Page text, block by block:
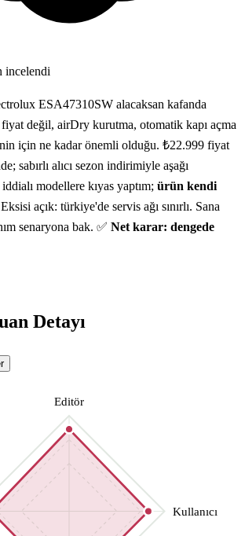
incelendi
ESA47310SW alacaksan kafanda
fiyat değil, airDry kurutma, otomatik kapı açma
için ne kadar önemli olduğu. ₺22.999 fiyat
sabırlı alıcı sezon indirimiyle aşağı
modellere kıyas yaptım; ürün kendi
açık: türkiye'de servis ağı sınırlı. Sana
senaryona bak. ✅ Net karar: dengede
Detayı
Editör
Kullanıcı